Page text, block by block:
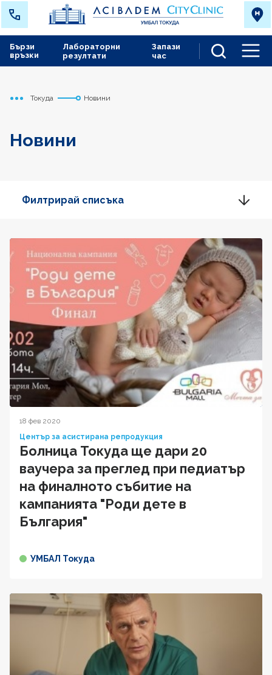
Лабораторни
резултати
Запази
час
Бързи
връзки
Начало
Токуда Новини
Новини
Филтрирай списъка
18 фев 2020
Център за асистирана репродукция
Болница Токуда ще дари 20
ваучера за преглед при педиатър
на финалното събитие на
кампанията "Роди дете в
България"
УМБАЛ Токуда